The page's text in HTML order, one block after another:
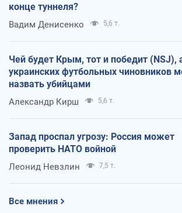
конце туннеля?
Вадим Денисенко 5,6 т.
Чей будет Крым, тот и победит (NSJ),
украинских футбольных чиновников
назвать убийцами
Александр Кирш 5,6 т.
Запад проспал угрозу: Россия может
проверить НАТО войной
Леонид Невзлин 7,5 т.
Все мнения